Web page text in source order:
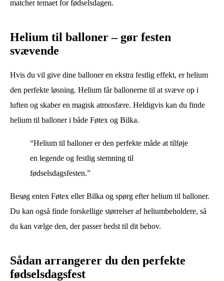
matcher temaet for fødselsdagen.
Helium til balloner – gør festen
svævende
Hvis du vil give dine balloner en ekstra festlig effekt, er helium
den perfekte løsning. Helium får ballonerne til at svæve op i
luften og skaber en magisk atmosfære. Heldigvis kan du finde
helium til balloner i både Føtex og Bilka.
“Helium til balloner er den perfekte måde at tilføje
en legende og festlig stemning til
fødselsdagsfesten.”
Besøg enten Føtex eller Bilka og spørg efter helium til balloner.
Du kan også finde forskellige størrelser af heliumbeholdere, så
du kan vælge den, der passer bedst til dit behov.
Sådan arrangerer du den perfekte
fødselsdagsfest